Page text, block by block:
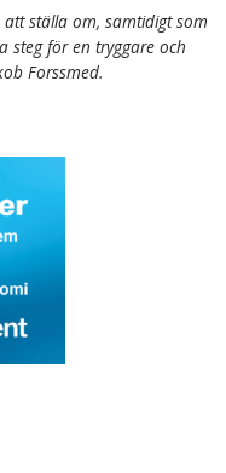
ställa om, samtidigt som
steg för en tryggare och
Forssmed.